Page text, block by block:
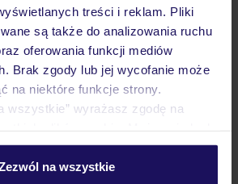
treści i reklam. Pliki
są także do analizowania ruchu
oferowania funkcji mediów
Brak zgody lub jej wycofanie może
na niektóre funkcje strony.
wszystkie” wyrażasz zgodę na
wybór wchodząc w zakładkę
na wszystkie